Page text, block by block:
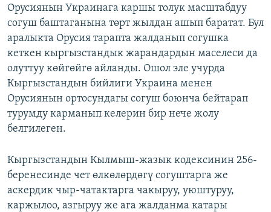
Орусиянын Украинага каршы толук масштабдуу
согуш баштаганына төрт жылдан ашып баратат. Бул
аралыкта Орусия тарапта жалданып согушка
кеткен кыргызстандык жарандардын маселеси да
олуттуу көйгөйгө айланды. Ошол эле учурда
Кыргызстандын бийлиги Украина менен
Орусиянын ортосундагы согуш боюнча бейтарап
турумду карманып келерин бир нече жолу
белгилеген.
Кыргызстандын Кылмыш-жазык кодексинин 256-
беренесинде чет өлкөлөрдөгү согуштарга же
аскердик чыр-чатактарга чакыруу, уюштуруу,
каржылоо, азгыруу же ага жалданма катары